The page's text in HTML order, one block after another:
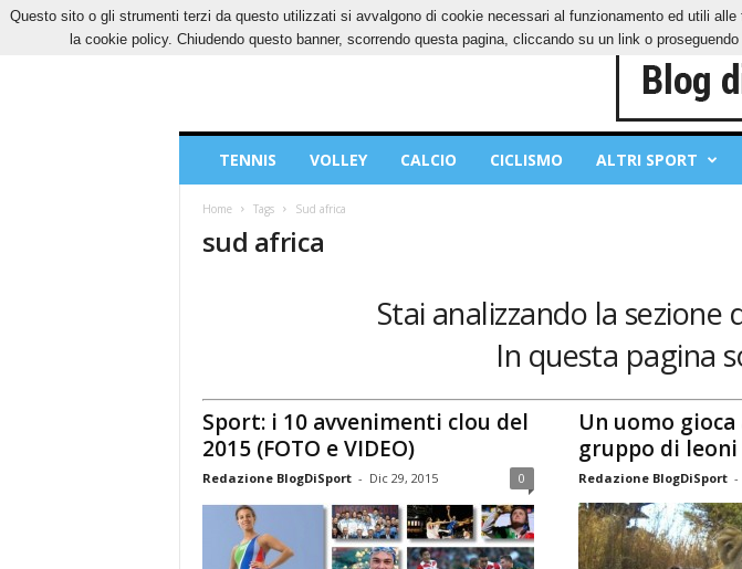
DOMENICA, 9 AGOSTO 2026 CONTATTI COOKIES PRIVACY POLICY
Sport
TENNIS VOLLEY CALCIO CICLISMO ALTRI SPORT
Home Tags Sud africa
sud africa
Stai analizzando la
In questa pagina
Sport: i 10 avvenimenti clou del
2015 (FOTO e VIDEO)
Redazione BlogDiSport - Dic 29, 2015 0
Un uomo gioca
gruppo di leoni
Redazione BlogDiSport -
Questo sito o gli strumenti terzi da questo utilizzati si avvalgono di cookie necessari al funzionamento ed utili
la cookie policy. Chiudendo questo banner, scorrendo questa pagina, cliccando su un link o